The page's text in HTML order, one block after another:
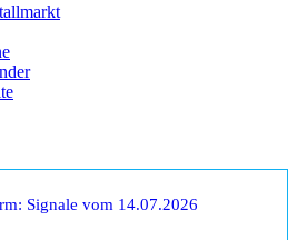
Signale vom 14.07.2026